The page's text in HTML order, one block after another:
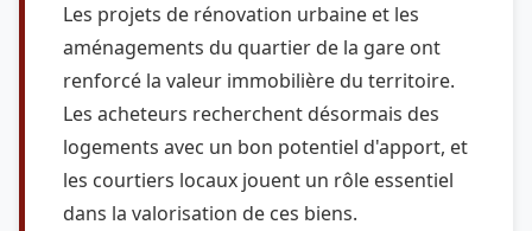
Les projets de rénovation urbaine et les
aménagements du quartier de la gare ont
renforcé la valeur immobilière du territoire.
Les acheteurs recherchent désormais des
logements avec un bon potentiel d'apport, et
les courtiers locaux jouent un rôle essentiel
dans la valorisation de ces biens.